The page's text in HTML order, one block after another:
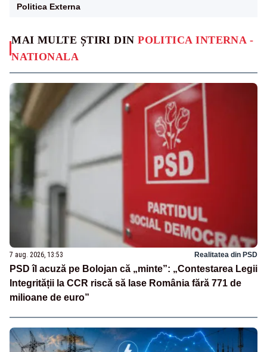
MAI MULTE ȘTIRI DINPOLITICA INTERNA -
NATIONALA
7 aug. 2026, 13:53 Realitatea din PSD
PSD îl acuză pe Bolojan că „minte”: „Contestarea Legii
Integrității la CCR riscă să lase România fără 771 de
milioane de euro”
Politica Externa